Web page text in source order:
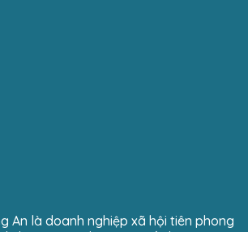
An là doanh nghiệp xã hội tiên phong